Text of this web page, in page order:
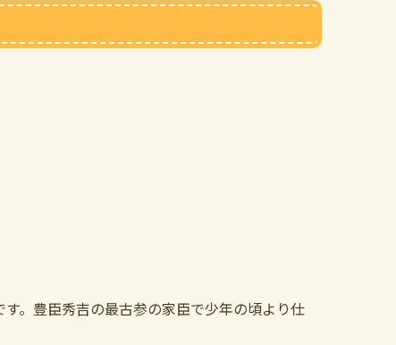
。豊臣秀吉の最古参の家臣で少年の頃より仕